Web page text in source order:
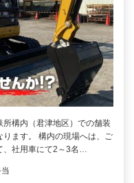
構内（君津地区）での舗装
ます。 構内の現場へは、ご
、社用車にて2～3名…